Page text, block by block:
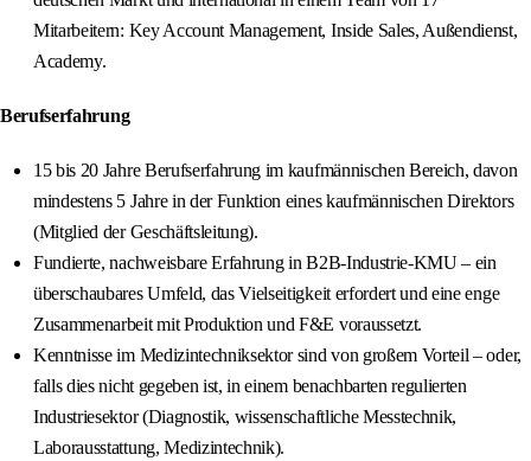
Mitarbeitern: Key Account Management, Inside Sales, Außendienst,
Academy.
Berufserfahrung
15 bis 20 Jahre Berufserfahrung im kaufmännischen Bereich, davon
mindestens 5 Jahre in der Funktion eines kaufmännischen Direktors
(Mitglied der Geschäftsleitung).
Fundierte, nachweisbare Erfahrung in B2B-Industrie-KMU – ein
überschaubares Umfeld, das Vielseitigkeit erfordert und eine enge
Zusammenarbeit mit Produktion und F&E voraussetzt.
Kenntnisse im Medizintechniksektor sind von großem Vorteil – oder,
falls dies nicht gegeben ist, in einem benachbarten regulierten
Industriesektor (Diagnostik, wissenschaftliche Messtechnik,
Laborausstattung, Medizintechnik).